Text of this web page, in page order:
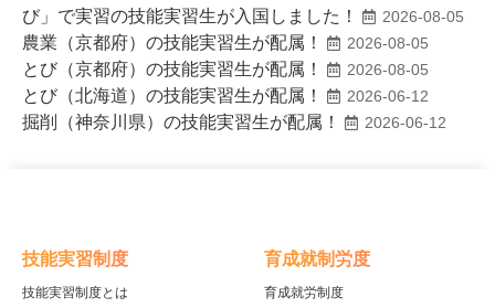
び」で実習の技能実習生が入国しました！
2026-08-05
農業（京都府）の技能実習生が配属！ 2026-08-05
とび（京都府）の技能実習生が配属！ 2026-08-05
とび（北海道）の技能実習生が配属！ 2026-06-12
掘削（神奈川県）の技能実習生が配属！ 2026-06-12
技能実習制度
技能実習制度とは
育成就制労度
育成就労制度